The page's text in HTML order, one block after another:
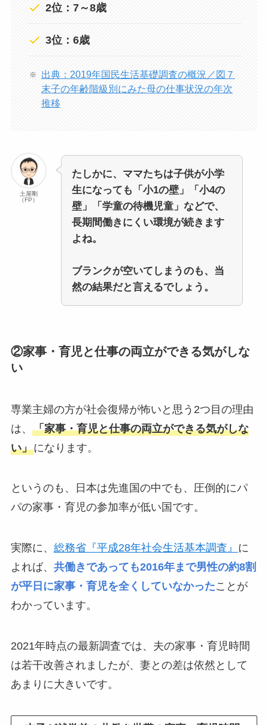
2位：7～8歳
3位：6歳
出典：2019年国民生活基礎調査の概況／図７
末子の年齢階級別にみた母の仕事状況の年次
推移
土屋剛
（FP）
たしかに、 ママたちは子供が小学
生になっても「小1の壁」「小4の
壁」「学童の待機児童」などで、
長期間働きにくい環境が続きます
よね。
ブランクが空いてしまうのも、当
然の結果だと言えるでしょう。
②家事・育児と仕事の両立ができる気がしな
い
専業主婦の方が社会復帰が怖いと思う2つ目の理由
は、 「家事・育児と仕事の両立ができる気がしな
い」になります。
というのも、日本は先進国の中でも、圧倒的にパ
パの家事・育児の参加率が低い国です。
実際に、 総務省『平成28年社会生活基本調査』 に
よれば、 共働きであっても2016年まで男性の約8割
が平日に家事・育児を全くしていなかったことが
わかっています。
2021年時点の最新調査では、夫の家事・育児時間
は若干改善されましたが、妻との差は依然として
あまりに大きいです。